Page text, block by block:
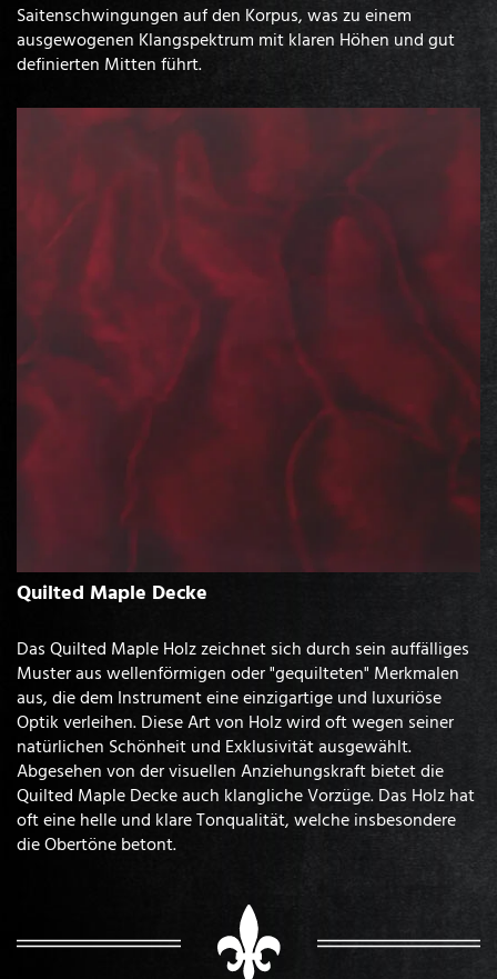
Saitenschwingungen auf den Korpus, was zu einem
ausgewogenen Klangspektrum mit klaren Höhen und gut
definierten Mitten führt.
Quilted Maple Decke
Das Quilted Maple Holz zeichnet sich durch sein auffälliges
Muster aus wellenförmigen oder "gequilteten" Merkmalen
aus, die dem Instrument eine einzigartige und luxuriöse
Optik verleihen. Diese Art von Holz wird oft wegen seiner
natürlichen Schönheit und Exklusivität ausgewählt.
Abgesehen von der visuellen Anziehungskraft bietet die
Quilted Maple Decke auch klangliche Vorzüge. Das Holz hat
oft eine helle und klare Tonqualität, welche insbesondere
die Obertöne betont.